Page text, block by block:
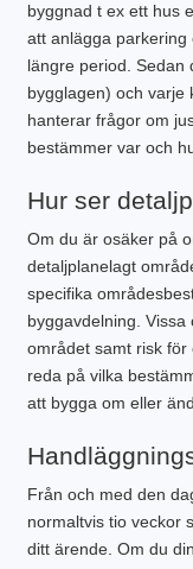
byggnad t ex ett hus
att anlägga
längre period. Sedan
bygglagen) och varje
hanterar frågor om
bestämmer var och
Hur ser
Om du är osäker på
detaljplanelagt
specifika
byggavdelning.
området samt risk för
reda på vilka
att bygga om eller
Från och med den
normaltvis tio veckor
ditt ärende. Om du